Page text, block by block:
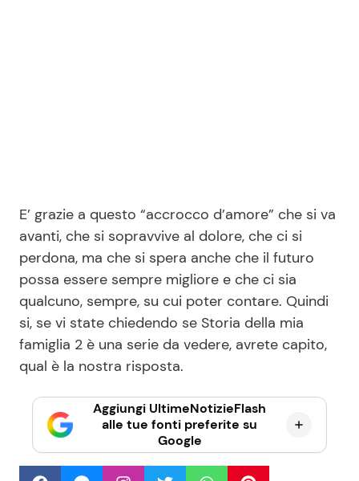
E’ grazie a questo “accrocco d’amore” che si va
avanti, che si sopravvive al dolore, che ci si
perdona, ma che si spera anche che il futuro
possa essere sempre migliore e che ci sia
qualcuno, sempre, su cui poter contare. Quindi
si, se vi state chiedendo se Storia della mia
famiglia 2 è una serie da vedere, avrete capito,
qual è la nostra risposta.
Aggiungi UltimeNotizieFlash
alle tue fonti preferite su
Google